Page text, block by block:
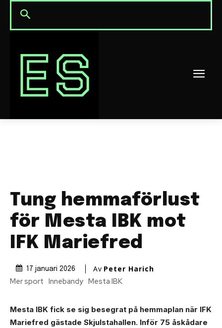
Tung hemmaförlust
för Mesta IBK mot
IFK Mariefred
17 januari 2026 Av Peter Harich
Mer sport Innebandy Mesta IBK
Mesta IBK fick se sig besegrat på hemmaplan när IFK
Mariefred gästade Skjulstahallen. Inför 75 åskådare